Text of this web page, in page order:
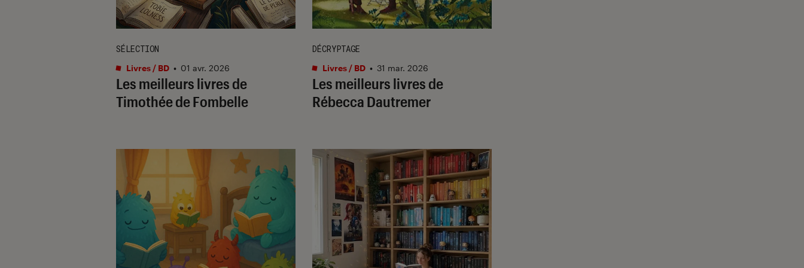
Les meilleurs livres de
Timothée de Fombelle
SÉLECTION
Livres / BD • 01 avr. 2026
Les meilleurs livres de
Rébecca Dautremer
DÉCRYPTAGE
Livres / BD • 31 mar. 2026